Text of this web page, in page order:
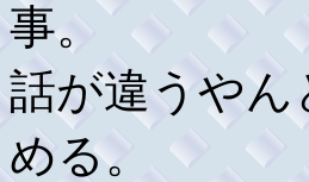
事。
話が違うや
める。